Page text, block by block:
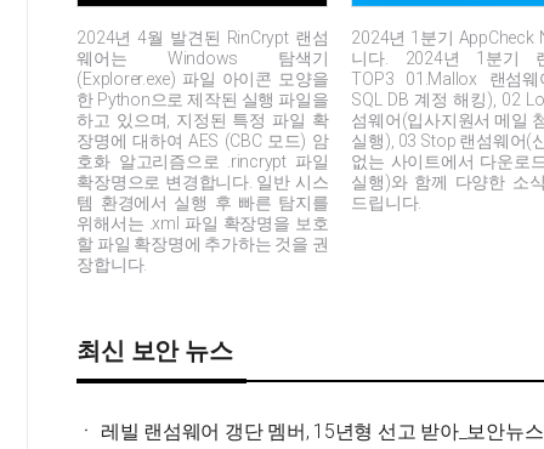
2024년 4월 발견된 RinCrypt 랜섬
웨어는 Windows 탐색기
(Explorer.exe) 파일 아이콘 모양을
한 Python으로 제작된 실행 파일을
하고 있으며, 지정된 특정 파일 확
장명에 대하여 AES (CBC 모드) 암
호화 알고리즘으로 .rincrypt 파일
확장명으로 변경합니다. 일반 시스
템 환경에서 실행 후 빠른 탐지를
위해서는 .xml 파일 확장명을 보호
할 파일 확장명에 추가하는 것을 권
장합니다.
2024년 1분기 AppCheck
니다. 2024년 1분기
TOP3 01.Mallox 랜섬
SQL DB 계정 해킹), 02
섬웨어(입사지원서 메일
실행), 03 Stop 랜섬웨어(
없는 사이트에서 다운로
실행)와 함께 다양한 소
드립니다.
최신 보안 뉴스
ㆍ 레빌 랜섬웨어 갱단 멤버, 15년형 선고 받아_보안뉴스